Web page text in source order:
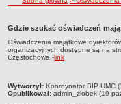
Licea
Techniczne Zakłady
PRZEDSZKOLA
ARCHIWUM SZKÓŁ I
Zlikwidowane gimnazja
Gdzie szukać oświadczeń
Oświadczenia majątkowe
organizacyjnych dostępne są na
Częstochowa -link
metryczka
Wytworzył: Koordynator BIP UMC
Opublikował: admin_zlobek (19